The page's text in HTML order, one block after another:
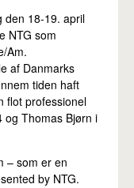
den 18-19. april
NTG som
Am.
af Danmarks
tiden haft
flot professionel
og Thomas Bjørn i
– som er en
by NTG.